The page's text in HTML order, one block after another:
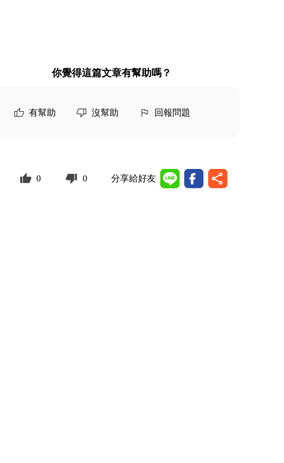
你覺得這篇文章有幫助嗎？
有幫助 沒幫助 回報問題
0 0 分享給好友